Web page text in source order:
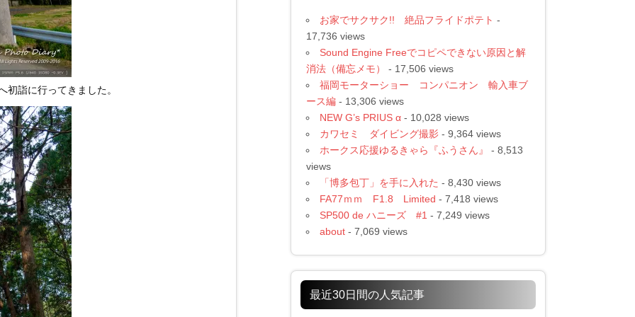
詣に行ってきました。
お家でサクサク!! 絶品フライドポテト -
17,736 views
Sound Engine Freeでコピペできない原因と解
消法（備忘メモ）
- 17,506 views
福岡モーターショー コンパニオン 輸入車ブ
ース編 - 13,306 views
NEW G’s PRIUS α - 10,028 views
カワセミ ダイビング撮影 - 9,364 views
ホークス応援ゆるきゃら『ふうさん』
- 8,513
views
「博多包丁」を手に入れた - 8,430 views
FA77ｍｍ F1.8 Limited - 7,418 views
SP500 de ハニーズ #1 - 7,249 views
about - 7,069 views
最近30日間の人気記事